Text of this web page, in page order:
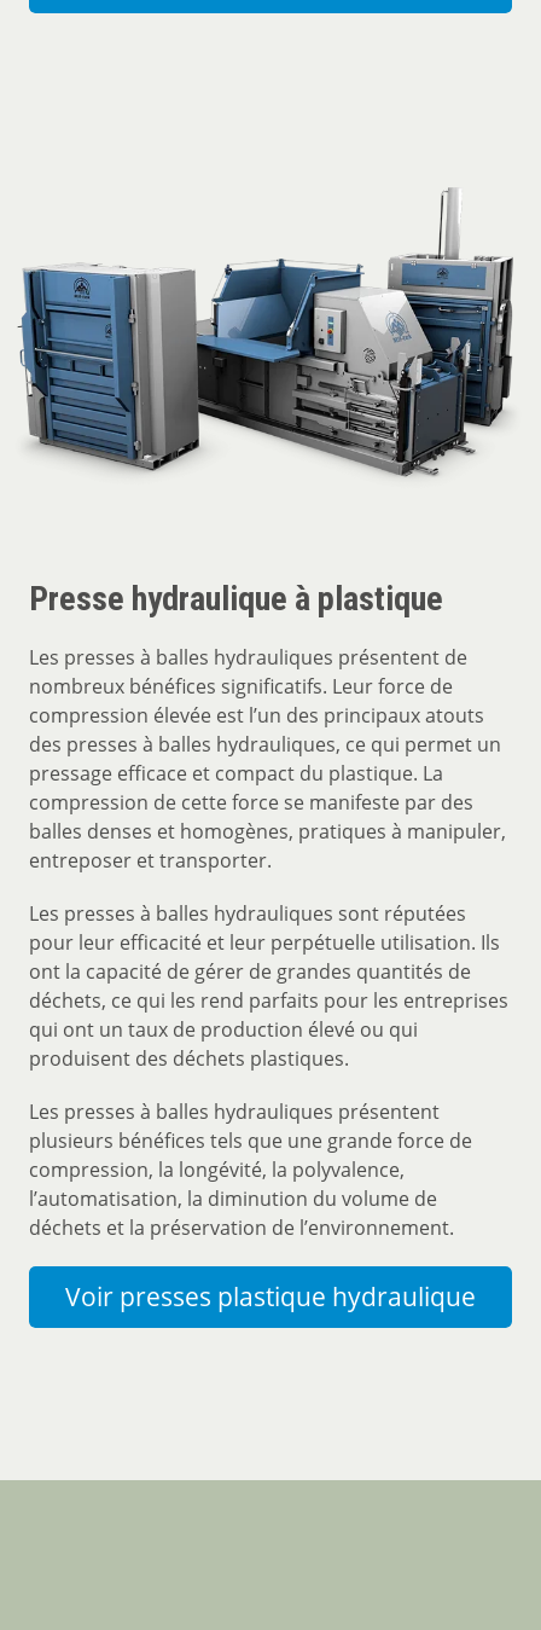
Presse hydraulique à plastique
Les presses à balles hydrauliques présentent de
nombreux bénéfices significatifs. Leur force de
compression élevée est l’un des principaux atouts
des presses à balles hydrauliques, ce qui permet un
pressage efficace et compact du plastique. La
compression de cette force se manifeste par des
balles denses et homogènes, pratiques à manipuler,
entreposer et transporter.
Les presses à balles hydrauliques sont réputées
pour leur efficacité et leur perpétuelle utilisation. Ils
ont la capacité de gérer de grandes quantités de
déchets, ce qui les rend parfaits pour les entreprises
qui ont un taux de production élevé ou qui
produisent des déchets plastiques.
Les presses à balles hydrauliques présentent
plusieurs bénéfices tels que une grande force de
compression, la longévité, la polyvalence,
l’automatisation, la diminution du volume de
déchets et la préservation de l’environnement.
Voir presses plastique hydraulique